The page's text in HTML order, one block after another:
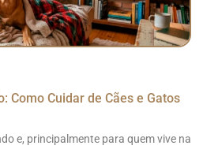
Como Cuidar de Cães e Gatos
e, principalmente para quem vive na